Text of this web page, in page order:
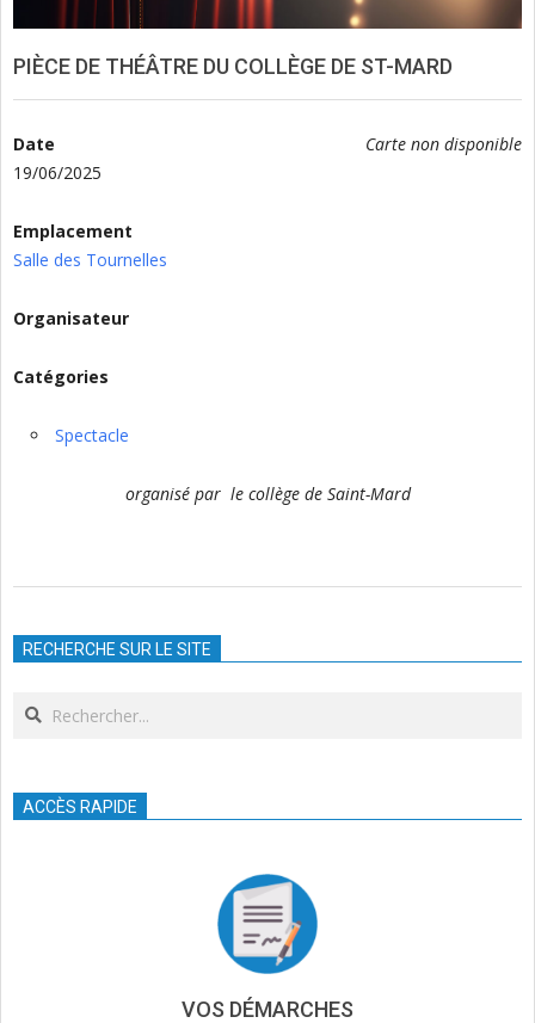
PIÈCE DE THÉÂTRE DU COLLÈGE DE ST-MARD
Carte non disponible
Date
19/06/2025
Emplacement
Salle des Tournelles
Organisateur
Catégories
Spectacle
organisé par le collège de Saint-Mard
19RECHERCHE SUR LE SITE
Search
ACCÈS RAPIDE
VOS DÉMARCHES